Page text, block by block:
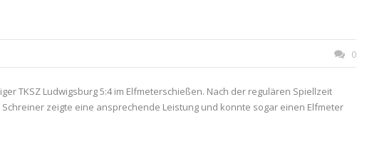
0
TKSZ Ludwigsburg 5:4 im Elfmeterschießen. Nach der regulären Spiellzeit
zeigte eine ansprechende Leistung und konnte sogar einen Elfmeter